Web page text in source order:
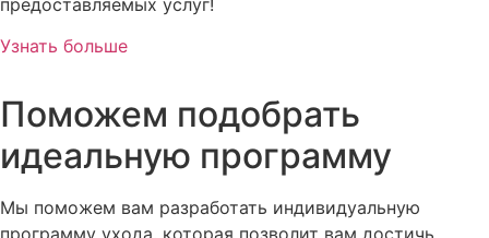
Узнать больше
Поможем подобрать
идеальную программу
Мы поможем вам разработать индивидуальную
программу ухода, которая позволит вам достичь